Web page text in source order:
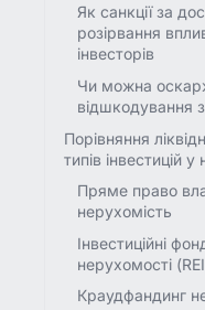
Як санкції за
розірвання
інвесторів
Чи можна
відшкодування
Порівняння
типів інвестицій
Пряме право
нерухомість
Інвестиційні
нерухомості
Краудфандинг